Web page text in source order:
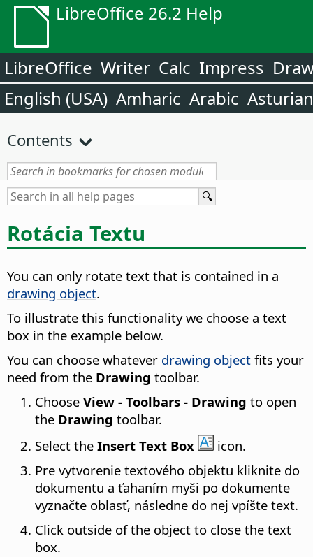
LibreOffice 26.2 Help
LibreOffice Writer Calc Impress
English (USA) Amharic Arabic Asturian
Contents
Rotácia Textu
You can only rotate text that is contained in a
drawing object.
To illustrate this functionality we choose a text
box in the example below.
You can choose whatever drawing object fits your
need from the Drawing toolbar.
Choose View - Toolbars - Drawing to open
the Drawing toolbar.
Select the Insert Text Box
icon.
Pre vytvorenie textového objektu kliknite do
dokumentu a ťahaním myši po dokumente
vyznačte oblasť, následne do nej vpíšte text.
Click outside of the object to close the text
box.